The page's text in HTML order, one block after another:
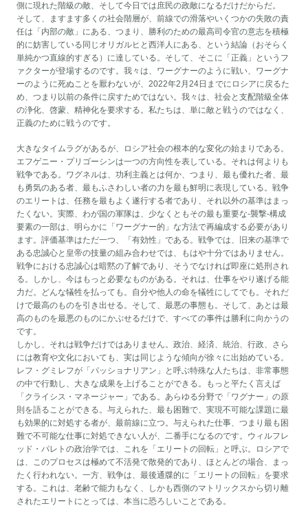
側に現れた階級の敵、そして今日では庶民の政敵になるだけだからだ。
そして、ますます多くの社会階層が、前線での滑落やいくつかの失敗の責
任は「内部の敵」にある、つまり、勝利のための最高司令官の意志を積極
的に妨害している同じオリガルヒと西洋人にある、という結論（おそらく
単純かつ直線的すぎる）に達している。そして、そこに「正義」というフ
ァクターが登場するのです。我々は、ワーグナーのように戦い、ワーグナ
ーのように死ぬことを厭わないが、2022年2月24日までにロシアに戻るた
め、つまり以前の条件に戻すためではない。我々は、社会と支配階級全体
の浄化、啓蒙、精神化を要求する。私たちは、単に敵と戦うのではなく、
正義のために戦うのです。
大きなタイムラグがあるが、ロシア社会の根本的な変化の始まりである。
エフゲニー・プリゴーシンは一つの方向性を表している。それは何よりも
戦争である。ワグネルは、功利主義とは何か、つまり、最も優れた者、最
も勇気のある者、最もふさわしい者の力を最も鮮明に表現している。戦争
のエリートは、任務を最もよく遂行する者であり、それ以外の基準はまっ
たくない。実際、わが国の軍隊は、少なくともその最も重要な-襲撃-構成
要素の一部は、明らかに「ワーグナー的」な方法で再編成する必要があり
ます。評価基準はただ一つ、「有効性」である。戦争では、旧来の基準で
ある忠誠心と皇帝の技量の組み合わせでは、もはや十分ではありません。
戦争における忠誠心は暗黙の了解であり、そうでなければ即座に処刑され
る。しかし、今はもっと必要なものがある。それは、仕事をやり遂げる能
力だ。どんな犠牲を払っても。自分や他人の命を犠牲にしてでも。それだ
けで最高のものを引き出せる。そして、最悪の事態も。そして、あとは最
高のものを最悪のものにかぶせるだけで、すべての事件は勝利に向かうの
です。
しかし、それは戦争だけではありません。政治、経済、統治、行政、さら
には教育や文化においても、実は同じような傾向が徐々に出始めている。
レフ・グミレフが「パッショナリアン」と呼ぶ特殊な人たちは、非常事態
の中で行動し、大きな成果を上げることができる。もっと平たく言えば
「クライシス・マネージャー」である。あらゆる分野で「ワグナー」の原
則を語ることができる。与えられた、最も困難で、実現不可能な課題に最
も効果的に対処する者が、最前線に立つ。与えられた仕事、つまり最も困
難で不可能な仕事に対処できない人が、二番手になるのです。ウィルフレ
ッド・パレトの政治学では、これを「エリートの回転」と呼ぶ。ロシアで
は、このプロセスは極めて不活発で散発的であり、ほとんどの場合、まっ
たく行われない。一方、戦争は、最後通牒的に「エリートの回転」を要求
する。これは、老齢で能力もなく、しかも西側のマトリックスから切り離
されたエリートにとっては、本当に恐ろしいことである。